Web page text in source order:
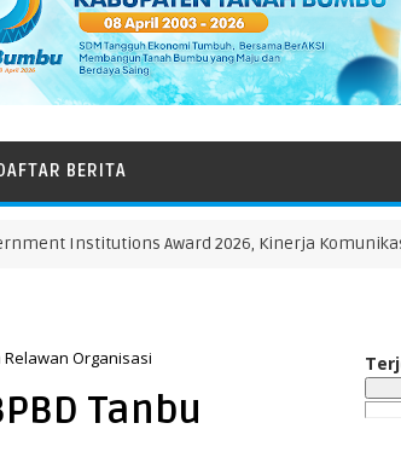
BERITA
Award 2026, Kinerja Komunikasi
Organisasi
Tanbu